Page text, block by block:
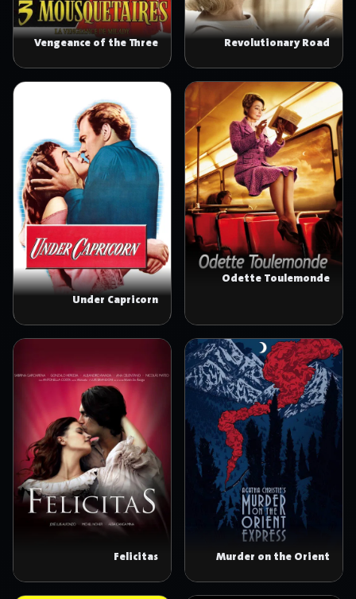
Revolutionary Road
Vengeance of the Three
Odette Toulemonde
Under Capricorn
Murder on the Orient
Felicitas